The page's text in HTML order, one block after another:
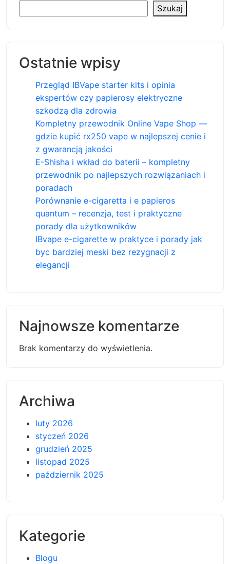
Szukaj
Ostatnie wpisy
Przegląd IBVape starter kits i opinia
ekspertów czy papierosy elektryczne
szkodzą dla zdrowia
Kompletny przewodnik Online Vape Shop —
gdzie kupić rx250 vape w najlepszej cenie i
z gwarancją jakości
E-Shisha i wkład do baterii – kompletny
przewodnik po najlepszych rozwiązaniach i
poradach
Porównanie e-cigaretta i e papieros
quantum – recenzja, test i praktyczne
porady dla użytkowników
IBvape e-cigarette w praktyce i porady jak
byc bardziej meski bez rezygnacji z
elegancji
Najnowsze komentarze
Brak komentarzy do wyświetlenia.
Archiwa
luty 2026
styczeń 2026
grudzień 2025
listopad 2025
październik 2025
Kategorie
Blogu